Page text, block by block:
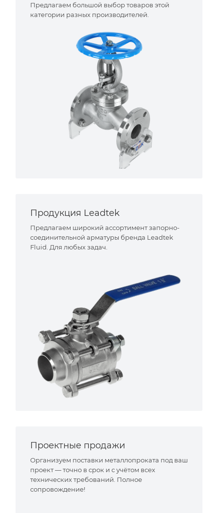
Предлагаем большой выбор товаров этой
категории разных производителей.
Продукция Leadtek
Предлагаем широкий ассортимент запорно-
соединительной арматуры бренда Leadtek
Fluid. Для любых задач.
Проектные продажи
Организуем поставки металлопроката под ваш
проект — точно в срок и с учётом всех
технических требований. Полное
сопровождение!